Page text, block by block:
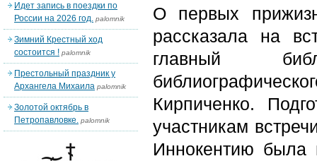
О первых
рассказала на
главный
Кирпиченко.
участникам
Иннокентию была
Идет запись в поездки по
России на 2026 год. palomnik
Зимний Крестный ход
состоится ! palomnik
Престольный праздник у
Архангела Михаила palomnik
Золотой октябрь в
Петропавловке. palomnik